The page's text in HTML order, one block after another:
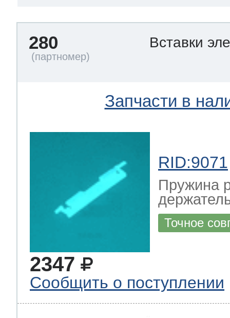
280 Вставки
Запчасти в
RID:9071
Пружина
Точное
2347
Сообщить о поступлении